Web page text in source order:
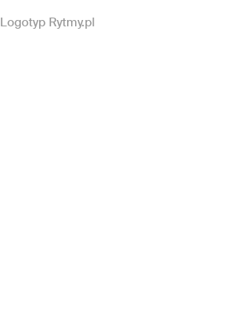
Logotyp Rytmy.pl